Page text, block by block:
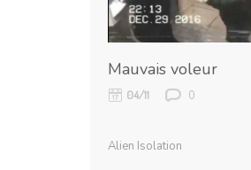
Mauvais voleur
04/11 0
Alien Isolation